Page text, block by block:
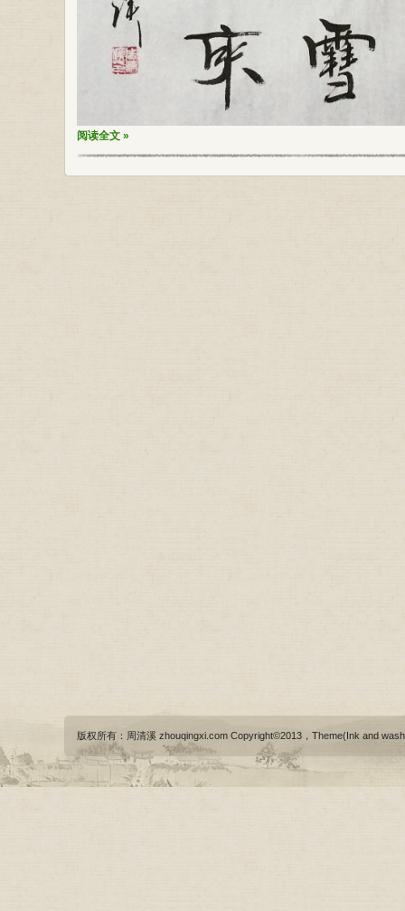
阅读全文 »
版权所有：周清溪 zhouqingxi.com Copyright©2013，Theme(Ink and